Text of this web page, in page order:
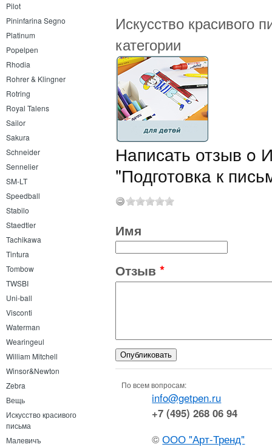
Pilot
Pininfarina Segno
Platinum
Popelpen
Rhodia
Rohrer & Klingner
Rotring
Royal Talens
Sailor
Sakura
Schneider
Sennelier
SM-LT
Speedball
Stabilo
Staedtler
Tachikawa
Tintura
Tombow
TWSBI
Uni-ball
Visconti
Waterman
Wearingeul
William Mitchell
Winsor&Newton
Zebra
Вещь
Искусство красивого
письма
Малевичъ
Искусство красивого
категории
Написать отзыв o
"Подготовка к
Имя
Отзыв *
По всем вопросам:
info@getpen.ru
+7 (495) 268 06 94
©ООО "Арт-Тренд"